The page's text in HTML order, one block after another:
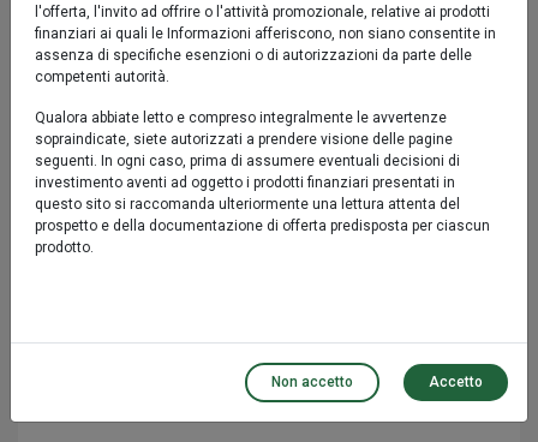
3 anni* 19,29%
Rendimento medio annuo composto
Sicav
2 anni* 4,43%
5 anni* 1,06%
l'offerta, l'invito ad offrire o l'attività promozionale, relative ai prodotti
finanziari ai quali le Informazioni afferiscono, non siano consentite in
assenza di specifiche esenzioni o di autorizzazioni da parte delle
competenti autorità.
Qualora abbiate letto e compreso integralmente le avvertenze
sopraindicate, siete autorizzati a prendere visione delle pagine
seguenti. In ogni caso, prima di assumere eventuali decisioni di
investimento aventi ad oggetto i prodotti finanziari presentati in
questo sito si raccomanda ulteriormente una lettura attenta del
prospetto e della documentazione di offerta predisposta per ciascun
prodotto.
Non accetto Accetto